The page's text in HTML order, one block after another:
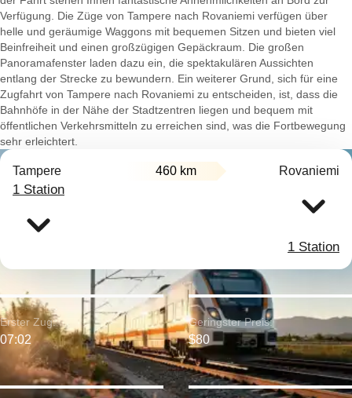
Verfügung. Die Züge von Tampere nach Rovaniemi verfügen über
helle und geräumige Waggons mit bequemen Sitzen und bieten viel
Beinfreiheit und einen großzügigen Gepäckraum. Die großen
Panoramafenster laden dazu ein, die spektakulären Aussichten
entlang der Strecke zu bewundern. Ein weiterer Grund, sich für eine
Zugfahrt von Tampere nach Rovaniemi zu entscheiden, ist, dass die
Bahnhöfe in der Nähe der Stadtzentren liegen und bequem mit
öffentlichen Verkehrsmitteln zu erreichen sind, was die Fortbewegung
sehr erleichtert.
Tampere 460 km Rovaniemi
1 Station
1 Station
Erster Zug:
07:02
Geringster Preis:
$80